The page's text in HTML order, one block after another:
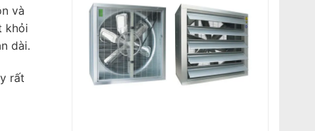
và
khỏi
dài.
rất